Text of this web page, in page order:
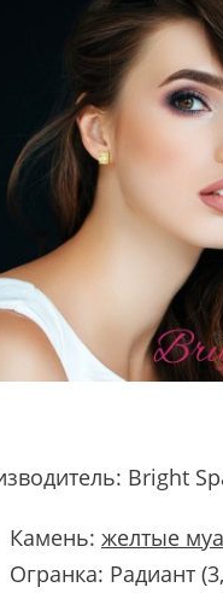
Bright
Камень: желтые
Огранка: Радиант